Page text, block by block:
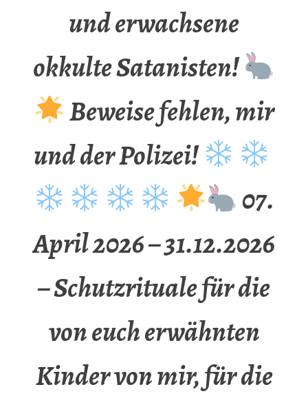
und erwachsene
okkulte Satanisten!
Beweise fehlen, mir
und der Polizei!
07.
April 2026 – 31.12.2026
– Schutzrituale für die
von euch erwähnten
Kinder von mir, für die